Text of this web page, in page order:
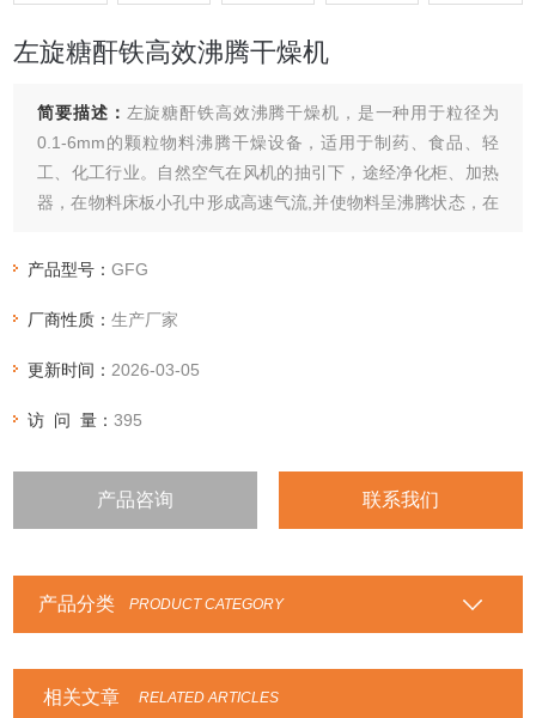
左旋糖酐铁高效沸腾干燥机
简要描述： 左旋糖酐铁高效沸腾干燥机，是一种用于粒径为
0.1-6mm的颗粒物料沸腾干燥设备，适用于制药、食品、轻
工、化工行业。自然空气在风机的抽引下，途经净化柜、加热
器，在物料床板小孔中形成高速气流,并使物料呈沸腾状态，在
干燥。
产品型号：GFG
厂商性质：生产厂家
更新时间： 2026-03-05
访 问 量：395
产品咨询 联系我们
产品分类 PRODUCT CATEGORY
相关文章 RELATED ARTICLES